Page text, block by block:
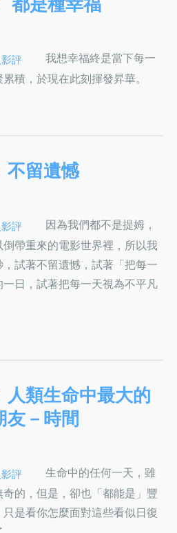
評
我想幸福終是當下每一
積，於現在此刻揮發昇華。
不留遺憾
評
因為我們都不是提姆，
帶重來的電影世界裡，所以我
試著不留遺憾，試著「把每一
日，試著把每一天視為不平凡
人類生命中最大的
友－時間
評
生命中的任何一天，雖
的，但是，卻也「都能是」豐
是看你怎麼面對這些看似日復